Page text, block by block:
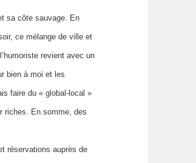
sa côte sauvage. En
ce mélange de ville et
revient avec un
bien à moi et les
faire du « global-local »
riches. En somme, des
réservations auprès de